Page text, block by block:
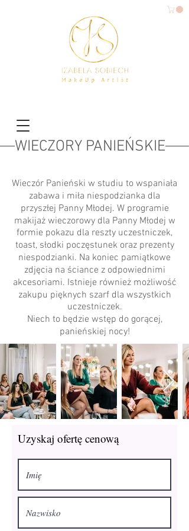
WIECZORY PANIEŃSKIE
Wieczór Panieński w studiu to wspaniała
zabawa i miła niespodzianka dla
przyszłej Panny Młodej. W programie
makijaż wieczorowy dla Panny Młodej w
formie pokazu dla reszty uczestniczek,
toast, słodki poczęstunek oraz prezenty
niespodzianki. Na koniec pamiątkowe
zdjęcia na ściance z odpowiednimi
akcesoriami. Istnieje również możliwość
zakupu pięknych szarf dla wszystkich
uczestniczek.
Niech to będzie wstęp do gorącej,
panieńskiej nocy!
Uzyskaj ofertę cenową